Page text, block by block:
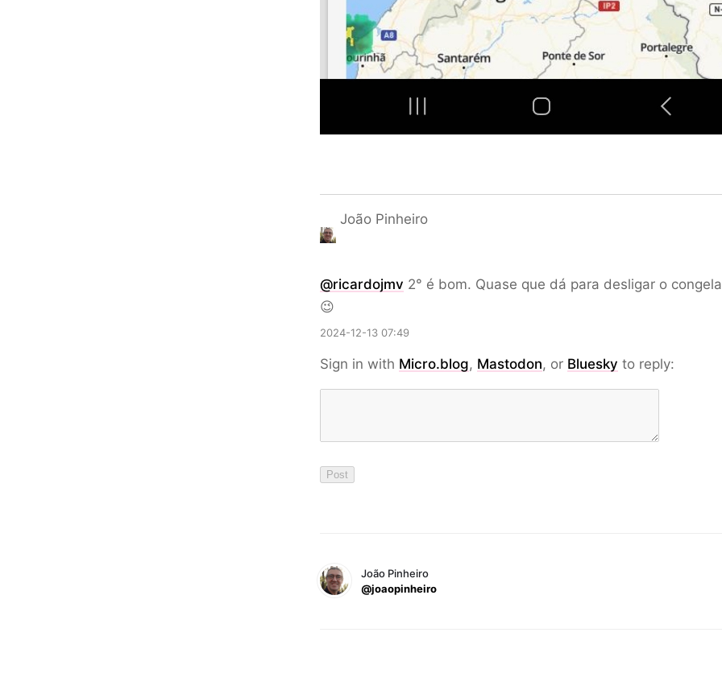
João Pinheiro
@ricardojmv 2° é bom. Quase que dá para desligar o
😉
2024-12-13 07:49
Sign in with Micro.blog, Mastodon, or Bluesky to reply:
João Pinheiro
@joaopinheiro